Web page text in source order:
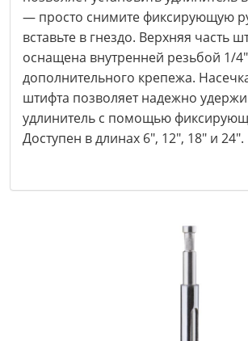
— просто снимите фиксирующую
вставьте в гнездо. Верхняя часть
оснащена внутренней резьбой 1/
дополнительного крепежа.
штифта позволяет надежно
удлинитель с помощью
Доступен в длинах 6", 12", 18" и 24".